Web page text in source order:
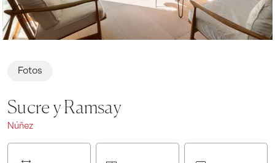
Fotos
Sucre y Ramsay
Núñez